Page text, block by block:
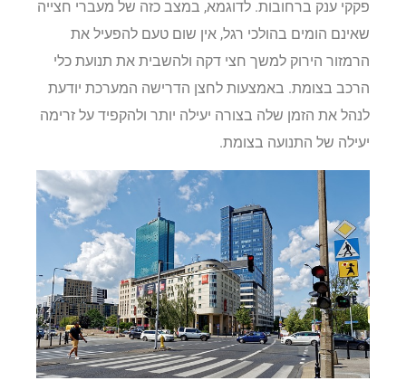
פקקי ענק ברחובות. לדוגמא, במצב כזה של מעברי חצייה
שאינם הומים בהולכי רגל, אין שום טעם להפעיל את
הרמזור הירוק למשך חצי דקה ולהשבית את תנועת כלי
הרכב בצומת. באמצעות לחצן הדרישה המערכת יודעת
לנהל את הזמן שלה בצורה יעילה יותר ולהקפיד על זרימה
יעילה של התנועה בצומת.